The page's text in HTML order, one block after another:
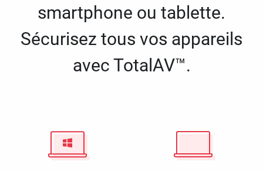
smartphone ou tablette.
Sécurisez tous vos appareils
avec TotalAV™.